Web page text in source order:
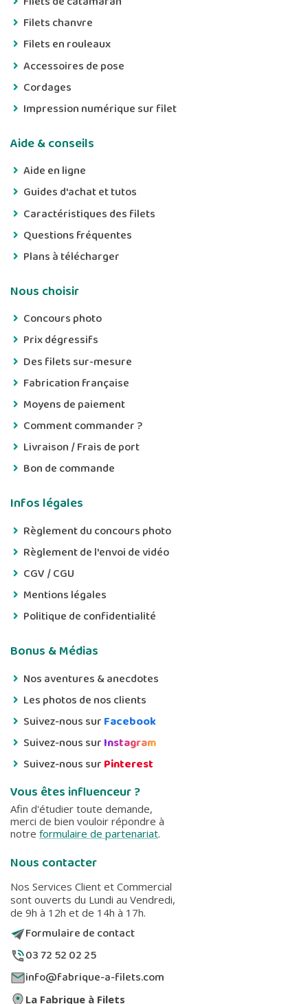
Filets chanvre
Filets en rouleaux
Accessoires de pose
Cordages
Impression numérique sur filet
Aide & conseils
Aide en ligne
Guides d'achat et tutos
Caractéristiques des filets
Questions fréquentes
Plans à télécharger
Nous choisir
Concours photo
Prix dégressifs
Des filets sur-mesure
Fabrication française
Moyens de paiement
Comment commander ?
Livraison / Frais de port
Bon de commande
Infos légales
Règlement du concours photo
Règlement de l'envoi de vidéo
CGV / CGU
Mentions légales
Politique de confidentialité
Bonus & Médias
Nos aventures & anecdotes
Les photos de nos clients
Suivez-nous surFacebook
Suivez-nous surInstagram
Suivez-nous surPinterest
Vous êtes influenceur ?
Afin d'étudier toute demande,
merci de bien vouloir répondre à
notre formulaire de partenariat.
Nous contacter
Nos Services Client et Commercial
sont ouverts du Lundi au Vendredi,
de 9h à 12h et de 14h à 17h.
Formulaire de contact
03 72 52 02 25
info@fabrique-a-filets.com
La Fabrique à Filets